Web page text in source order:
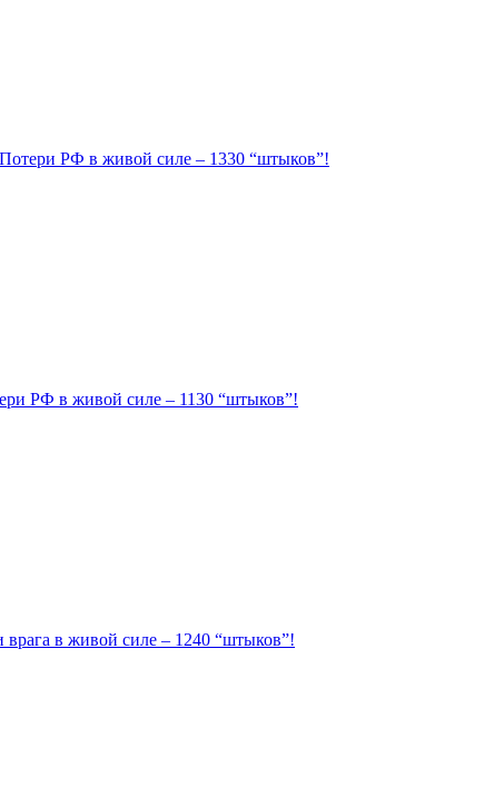
РФ в живой силе – 1330 “штыков”!
РФ в живой силе – 1130 “штыков”!
в живой силе – 1240 “штыков”!